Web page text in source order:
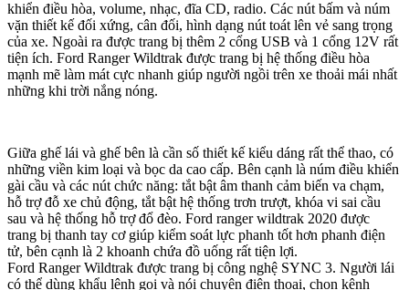
khiển điều hòa, volume, nhạc, đĩa CD, radio. Các nút bấm và núm
vặn thiết kế đối xứng, cân đối, hình dạng nút toát lên vẻ sang trọng
của xe. Ngoài ra được trang bị thêm 2 cổng USB và 1 cổng 12V rất
tiện ích. Ford Ranger Wildtrak được trang bị hệ thống điều hòa
mạnh mẽ làm mát cực nhanh giúp người ngồi trên xe thoải mái nhất
những khi trời nắng nóng.
Giữa ghế lái và ghế bên là cần số thiết kế kiểu dáng rất thể thao, có
những viền kim loại và bọc da cao cấp. Bên cạnh là núm điều khiển
gài cầu và các nút chức năng: tắt bật âm thanh cảm biến va chạm,
hỗ trợ đỗ xe chủ động, tắt bật hệ thống trơn trượt, khóa vi sai cầu
sau và hệ thống hỗ trợ đổ đèo. Ford ranger wildtrak 2020 được
trang bị thanh tay cơ giúp kiểm soát lực phanh tốt hơn phanh điện
tử, bên cạnh là 2 khoanh chứa đồ uống rất tiện lợi.
Ford Ranger Wildtrak được trang bị công nghệ SYNC 3. Người lái
có thể dùng khẩu lệnh gọi và nói chuyện điện thoại, chọn kênh